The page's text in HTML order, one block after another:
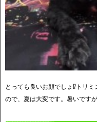
とっても良いお顔でしょ⁉️トリ
ので、夏は大変です。暑いですが